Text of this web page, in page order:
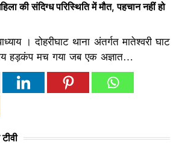
की संदिग्ध परिस्थिति में मौत, पहचान नहीं हो
। दोहरीघाट थाना अंतर्गत मातेश्वरी घाट
हड़कंप मच गया जब एक अज्ञात…